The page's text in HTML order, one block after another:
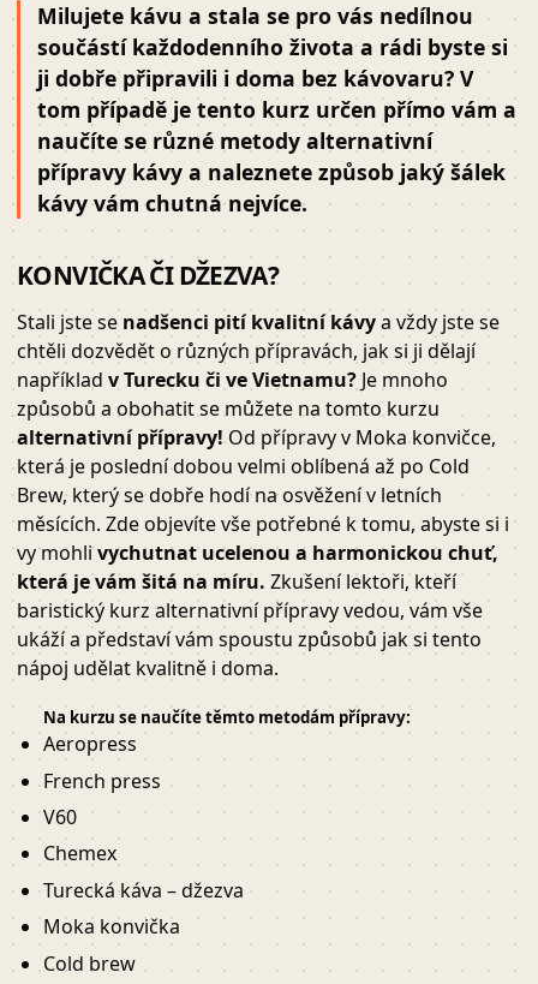
Milujete kávu a stala se pro vás nedílnou
součástí každodenního života a rádi byste si
ji dobře připravili i doma bez kávovaru? V
tom případě je tento kurz určen přímo vám a
naučíte se různé metody alternativní
přípravy kávy a naleznete způsob jaký šálek
kávy vám chutná nejvíce.
KONVIČKA ČI DŽEZVA?
Stali jste se nadšenci pití kvalitní kávya vždy jste se
chtěli dozvědět o různých přípravách, jak si ji dělají
například v Turecku či ve Vietnamu? Je mnoho
způsobů a obohatit se můžete na tomto kurzu
alternativní přípravy!Od přípravy v Moka konvičce,
která je poslední dobou velmi oblíbená až po Cold
Brew, který se dobře hodí na osvěžení v letních
měsících. Zde objevíte vše potřebné k tomu, abyste si i
vy mohlivychutnat ucelenou a harmonickou chuť,
která je vám šitá na míru. Zkušení lektoři, kteří
baristický kurz alternativní přípravy vedou, vám vše
ukáží a představí vám spoustu způsobů jak si tento
nápoj udělat kvalitně i doma.
Na kurzu se naučíte těmto metodám přípravy:
Aeropress
French press
V60
Chemex
Turecká káva – džezva
Moka konvička
Cold brew